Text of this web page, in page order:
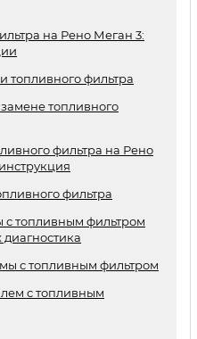
на Рено Меган 3:
топливного фильтра
топливного
фильтра на Рено
фильтра
топливным фильтром
с топливным фильтром
с топливным